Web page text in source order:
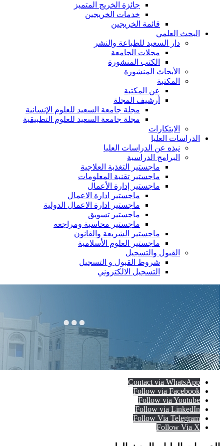
جائزة الخريج المتميز
خدمات الخريجين
قائمة الخريجين
البحث العلمي
دار السعيد للطباعة والنشر
مجلات الجامعة
الكتب المنشورة
الأبحاث المنشورة
المكتبة
عن المكتبة
أرشيف المجلة
مجلة جامعة السعيد للعلوم الإنسانية
مجلة جامعة السعيد للعلوم التطبيقية
الابتكارات
الدراسات العليا
نبذه عن الدراسات العليا
البرامج الدراسية
ماجستير التغذية العلاجية
ماجستير تقنية المعلومات
ماجستير إدارة الأعمال
ماجستير ادارة الاعمال
ماجستير ادارة الاعمال الدولية
ماجستير تسويق
ماجستير محاسبة ومراجعه
ماجستير الشريعة والقانون
ماجستير العلوم الأسلامية
القبول والتسجيل
شروط القبول و التسجيل
التسجيل الالكتروني
Contact via WhatsApp
Follow via Facebook
Follow via Youtube
Follow via LinkedIn
Follow Via Telegram
Follow Via X